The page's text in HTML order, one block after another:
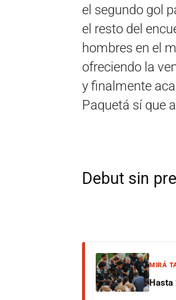
el segundo gol
el resto del
hombres en el
ofreciendo la
y finalmente
Paquetá sí que
Debut sin
MIRÁ
Hasta